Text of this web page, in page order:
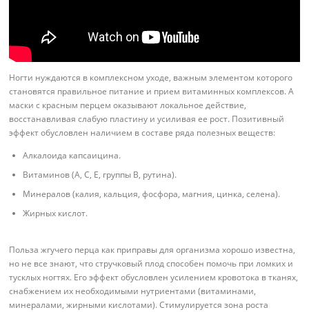
Ногти нуждаются в комплексном уходе, важным элементом которого
становятся правильное питание и прием витаминных комплексов. А
маски с красным перцем оказывают локальное действие,
восстанавливая слабую пластину и усиливая ее рост. Позитивный
эффект обусловлен наличием в составе ряда полезных веществ:
Алкалоида капсаицина.
Витаминов (A, C, E, группы B, рутина).
Минералов (калия, кальция, фосфора, магния, цинка, селена).
Жирных кислот.
Польза жгучего перца как приправы для организма хорошо известна,
но не все знают, что стручковый плод способен помочь при ломких и
тусклых ногтях. Его эффект обусловлен усилением кровотока в тканях,
снабжением их необходимыми нутриентами (витаминами,
минералами, жирными кислотами). Стимулируется зона роста